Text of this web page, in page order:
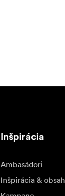
Inšpirácia
Ambasádori
Inšpirácia & obsah